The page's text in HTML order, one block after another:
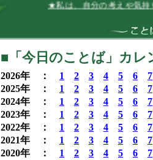
★私は、自分の考えや気持ちを正直
■「今日のことば」カ
2026年 ： 1 2 3 4 5 6
7
2025年 ： 1 2 3 4 5 6
7
2024年 ： 1 2 3 4 5 6
7
2023年 ： 1 2 3 4 5 6
7
2022年 ： 1 2 3 4 5 6
7
2021年 ： 1 2 3 4 5 6
7
2020年 ： 1 2 3 4 5 6
7